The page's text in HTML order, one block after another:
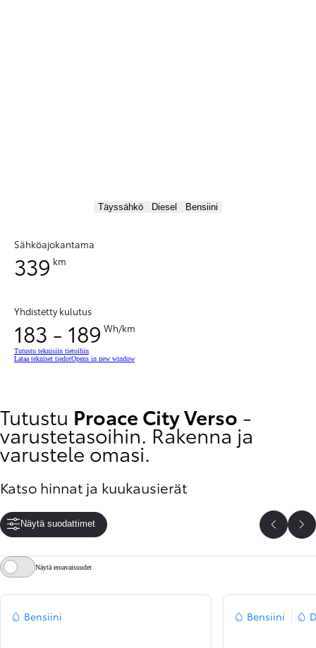
Täyssähkö Diesel Bensiini
Sähköajokantama
339 km
Yhdistetty kulutus
183 - 189 Wh/km
Tutustu teknisiin tietoihin
Lataa tekniset tiedotOpens in new window
Tutustu Proace City Verso -
varustetasoihin. Rakenna ja
varustele omasi.
Katso hinnat ja kuukausierät
Näytä suodattimet
Näytä eroavaisuudet
Bensiini Bensiini